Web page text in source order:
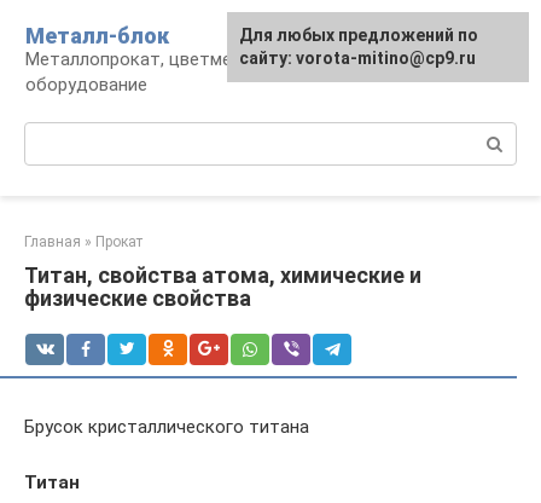
контенту
Металл-блок
Металлопрокат, цветмет, обработка и
оборудование
Главная » Прокат
Титан, свойства атома, химические и
физические свойства
Брусок кристаллического титана
Титан
Для любых предложений по
сайту: vorota-mitino@cp9.ru